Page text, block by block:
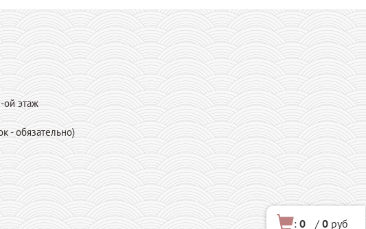
ой этаж
- обязательно)
: 0 / 0 руб